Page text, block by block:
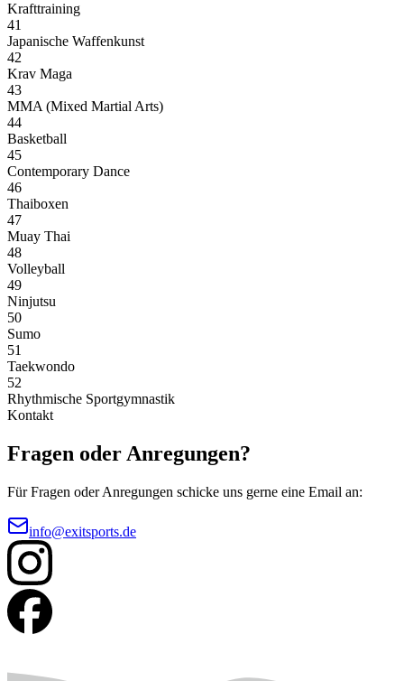
Krafttraining
41
Japanische Waffenkunst
42
Krav Maga
43
MMA (Mixed Martial Arts)
44
Basketball
45
Contemporary Dance
46
Thaiboxen
47
Muay Thai
48
Volleyball
49
Ninjutsu
50
Sumo
51
Taekwondo
52
Rhythmische Sportgymnastik
Kontakt
Fragen oder Anregungen?
Für Fragen oder Anregungen schicke uns gerne eine Email an:
info@exitsports.de